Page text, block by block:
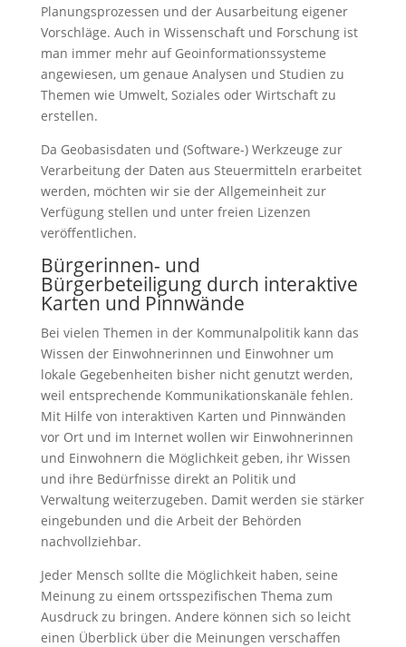
Planungsprozessen und der Ausarbeitung eigener
Vorschläge. Auch in Wissenschaft und Forschung ist
man immer mehr auf Geoinformationssysteme
angewiesen, um genaue Analysen und Studien zu
Themen wie Umwelt, Soziales oder Wirtschaft zu
erstellen.
Da Geobasisdaten und (Software-) Werkzeuge zur
Verarbeitung der Daten aus Steuermitteln erarbeitet
werden, möchten wir sie der Allgemeinheit zur
Verfügung stellen und unter freien Lizenzen
veröffentlichen.
Bürgerinnen- und
Bürgerbeteiligung durch interaktive
Karten und Pinnwände
Bei vielen Themen in der Kommunalpolitik kann das
Wissen der Einwohnerinnen und Einwohner um
lokale Gegebenheiten bisher nicht genutzt werden,
weil entsprechende Kommunikationskanäle fehlen.
Mit Hilfe von interaktiven Karten und Pinnwänden
vor Ort und im Internet wollen wir Einwohnerinnen
und Einwohnern die Möglichkeit geben, ihr Wissen
und ihre Bedürfnisse direkt an Politik und
Verwaltung weiterzugeben. Damit werden sie stärker
eingebunden und die Arbeit der Behörden
nachvollziehbar.
Jeder Mensch sollte die Möglichkeit haben, seine
Meinung zu einem ortsspezifischen Thema zum
Ausdruck zu bringen. Andere können sich so leicht
einen Überblick über die Meinungen verschaffen